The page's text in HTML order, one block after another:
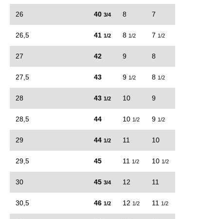
26 40 3/4 8 7
26,5 41 1/2 8 1/2 7 1/2
27 42 9 8
27,5 43 9 1/2 8 1/2
28 43 1/2 10 9
28,5 44 10 1/2 9 1/2
29 44 1/2 11 10
29,5 45 11 1/2 10 1/2
30 45 3/4 12 11
30,5 46 1/2 12 1/2 11 1/2